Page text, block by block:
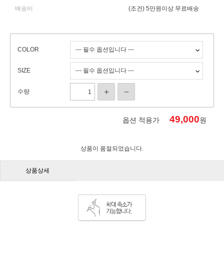
배송비 (조건) 5만원이상 무료배송
COLOR
SIZE
수량
옵션 적용가 49,000원
상품이 품절되었습니다.
상품상세